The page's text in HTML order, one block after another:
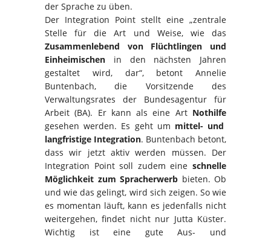
der Sprache zu üben.
Der Integration Point stellt eine „zentrale
Stelle für die Art und Weise, wie das
Zusammenlebend von Flüchtlingen und
Einheimischen in den nächsten Jahren
gestaltet wird, dar“, betont Annelie
Buntenbach, die Vorsitzende des
Verwaltungsrates der Bundesagentur für
Arbeit (BA). Er kann als eine Art Nothilfe
gesehen werden. Es geht um mittel- und
langfristige Integration. Buntenbach betont,
dass wir jetzt aktiv werden müssen. Der
Integration Point soll zudem eine schnelle
Möglichkeit zum Spracherwerb bieten. Ob
und wie das gelingt, wird sich zeigen. So wie
es momentan läuft, kann es jedenfalls nicht
weitergehen, findet nicht nur Jutta Küster.
Wichtig ist eine gute Aus- und